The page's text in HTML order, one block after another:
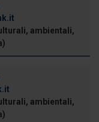
ambientali,
ambientali,